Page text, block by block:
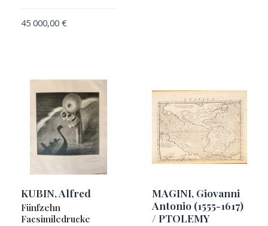
45 000,00 €
KUBIN, Alfred
Fünfzehn
Facsimiledrucke
MAGINI, Giovanni
Antonio (1555-1617)
/ PTOLEMY